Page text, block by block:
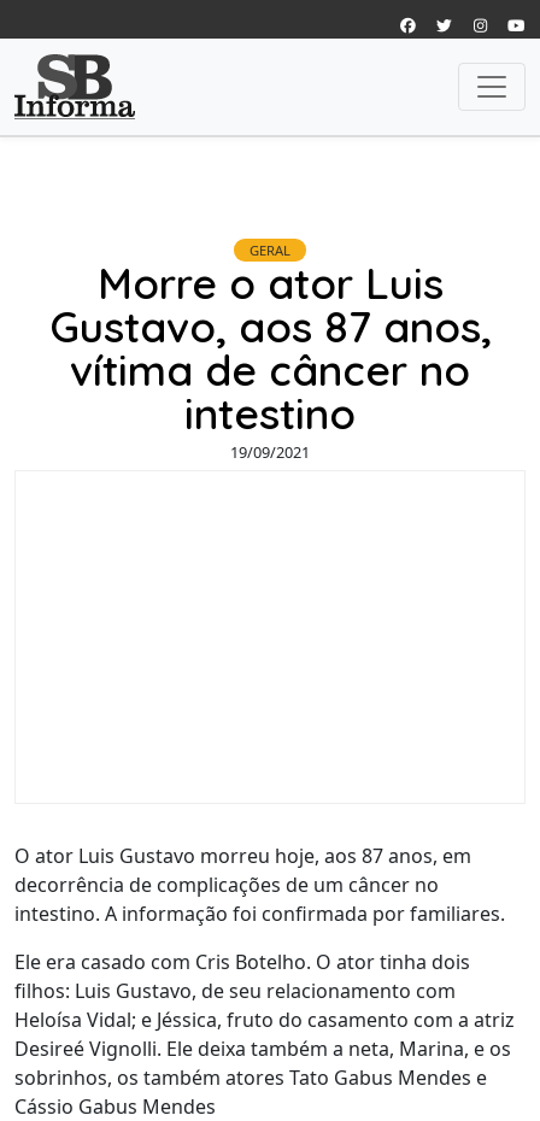
GERAL
Morre o ator Luis
Gustavo, aos 87 anos,
vítima de câncer no
intestino
19/09/2021
O ator Luis Gustavo morreu hoje, aos 87 anos, em
decorrência de complicações de um câncer no
intestino. A informação foi confirmada por familiares.
Ele era casado com Cris Botelho. O ator tinha dois
filhos: Luis Gustavo, de seu relacionamento com
Heloísa Vidal; e Jéssica, fruto do casamento com a atriz
Desireé Vignolli. Ele deixa também a neta, Marina, e os
sobrinhos, os também atores Tato Gabus Mendes e
Cássio Gabus Mendes